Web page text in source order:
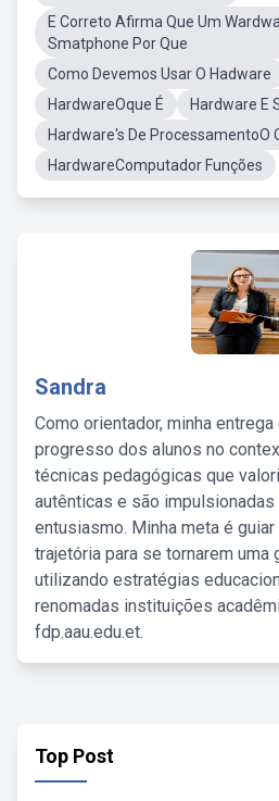
E Correto Afirma Que Um
Smatphone Por Que
Como Devemos Usar O Hadware
HardwareOque É
Hardware E
Hardware's De ProcessamentoO
HardwareComputador Funções
Sandra
Como orientador, minha
progresso dos alunos no
técnicas pedagógicas que
autênticas e são
entusiasmo. Minha meta é
trajetória para se tornarem uma
utilizando estratégias
renomadas instituições
fdp.aau.edu.et.
Top Post